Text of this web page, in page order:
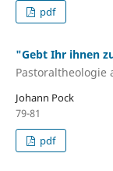
pdf
"Gebt Ihr ihnen
Pastoraltheologie
Johann Pock
79-81
pdf